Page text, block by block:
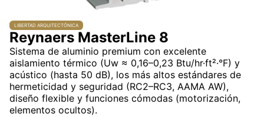
LIBERTAD ARQUITECTÓNICA
Reynaers MasterLine 8
Sistema de aluminio premium con excelente
aislamiento térmico (Uw ≈ 0,16–0,23 Btu/hr·ft²·°F) y
acústico (hasta 50 dB), los más altos estándares de
hermeticidad y seguridad (RC2–RC3, AAMA AW),
diseño flexible y funciones cómodas (motorización,
elementos ocultos).